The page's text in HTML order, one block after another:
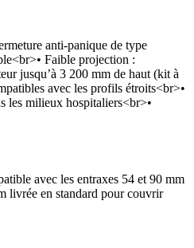
anti-panique de type
Faible projection :
jusqu’à 3 200 mm de haut (kit à
avec les profils étroits<br>•
les milieux hospitaliers<br>•
avec les entraxes 54 et 90 mm
livrée en standard pour couvrir